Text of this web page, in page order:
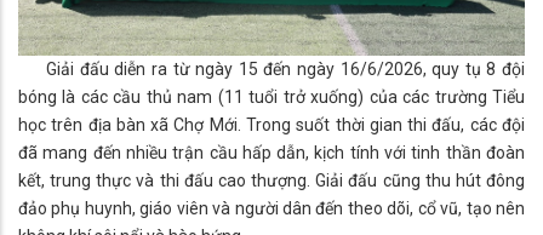
Giải đấu diễn ra từ ngày 15 đến ngày 16/6/2026, quy tụ 8 đội
bóng là các cầu thủ nam (11 tuổi trở xuống) của các trường Tiểu
học trên địa bàn xã Chợ Mới. Trong suốt thời gian thi đấu, các đội
đã mang đến nhiều trận cầu hấp dẫn, kịch tính với tinh thần đoàn
kết, trung thực và thi đấu cao thượng. Giải đấu cũng thu hút đông
đảo phụ huynh, giáo viên và người dân đến theo dõi, cổ vũ, tạo nên